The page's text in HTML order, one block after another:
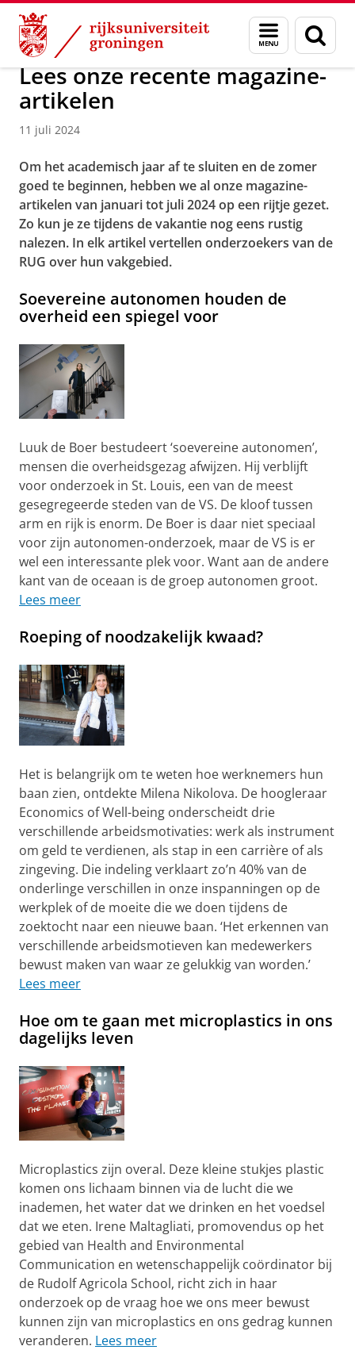
Skip
Content
Skip
Navigation
Menu
en
zoeken
Over ons Actueel Nieuws
Lees onze recente magazine-
artikelen
11 juli 2024
Om het academisch jaar af te sluiten en de zomer
goed te beginnen, hebben we al onze magazine-
artikelen van januari tot juli 2024 op een rijtje gezet.
Zo kun je ze tijdens de vakantie nog eens rustig
nalezen. In elk artikel vertellen onderzoekers van de
RUG over hun vakgebied.
Soevereine autonomen houden de
overheid een spiegel voor
Luuk de Boer bestudeert ‘soevereine autonomen’,
mensen die overheidsgezag afwijzen. Hij verblijft
voor onderzoek in St. Louis, een van de meest
gesegregeerde steden van de VS. De kloof tussen
arm en rijk is enorm. De Boer is daar niet speciaal
voor zijn autonomen-onderzoek, maar de VS is er
wel een interessante plek voor. Want aan de andere
kant van de oceaan is de groep autonomen groot.
Lees meer
Roeping of noodzakelijk kwaad?
Het is belangrijk om te weten hoe werknemers hun
baan zien, ontdekte Milena Nikolova. De hoogleraar
Economics of Well-being onderscheidt drie
verschillende arbeidsmotivaties: werk als instrument
om geld te verdienen, als stap in een carrière of als
zingeving. Die indeling verklaart zo’n 40% van de
onderlinge verschillen in onze inspanningen op de
werkplek of de moeite die we doen tijdens de
zoektocht naar een nieuwe baan. ‘Het erkennen van
verschillende arbeidsmotieven kan medewerkers
bewust maken van waar ze gelukkig van worden.’
Lees meer
Hoe om te gaan met microplastics in ons
dagelijks leven
Microplastics zijn overal. Deze kleine stukjes plastic
komen ons lichaam binnen via de lucht die we
inademen, het water dat we drinken en het voedsel
dat we eten. Irene Maltagliati, promovendus op het
gebied van Health and Environmental
Communication en wetenschappelijk coördinator bij
de Rudolf Agricola School, richt zich in haar
onderzoek op de vraag hoe we ons meer bewust
kunnen zijn van microplastics en ons gedrag kunnen
veranderen. Lees meer